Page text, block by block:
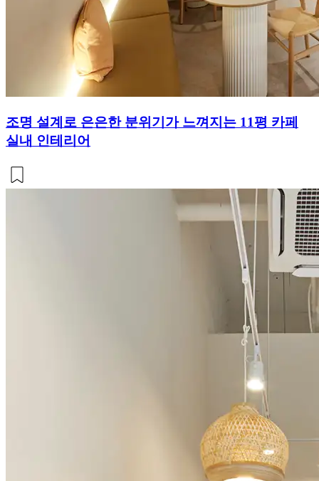
조명 설계로 은은한 분위기가 느껴지는 11평 카페
실내 인테리어